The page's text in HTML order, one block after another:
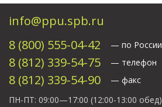
info@ppu.spb.ru
8 (800) 555-04-42
— по России
8 (812) 339-54-75 — телефон
8 (812) 339-54-90
— факс
ПН-ПТ: 09:00—17:00 (12:00-13:00 обед)